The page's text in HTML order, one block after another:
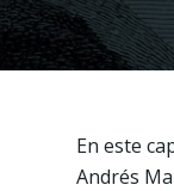
En este
Andrés